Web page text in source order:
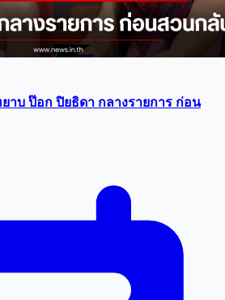
าบ ป๊อก ปิยธิดา กลางรายการ ก่อน